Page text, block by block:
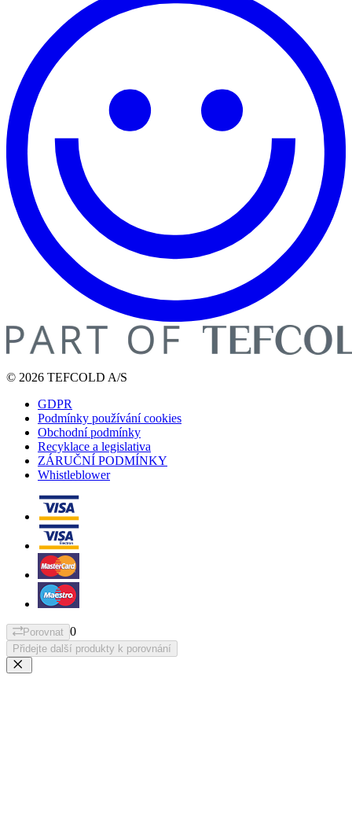
© 2026 TEFCOLD A/S
GDPR
Podmínky používání cookies
Obchodní podmínky
Recyklace a legislativa
ZÁRUČNÍ PODMÍNKY
Whistleblower
Porovnat 0
Přidejte další produkty k porovnání